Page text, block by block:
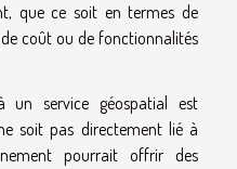
que ce soit en termes de
coût ou de fonctionnalités
un service géospatial est
soit pas directement lié à
pourrait offrir des